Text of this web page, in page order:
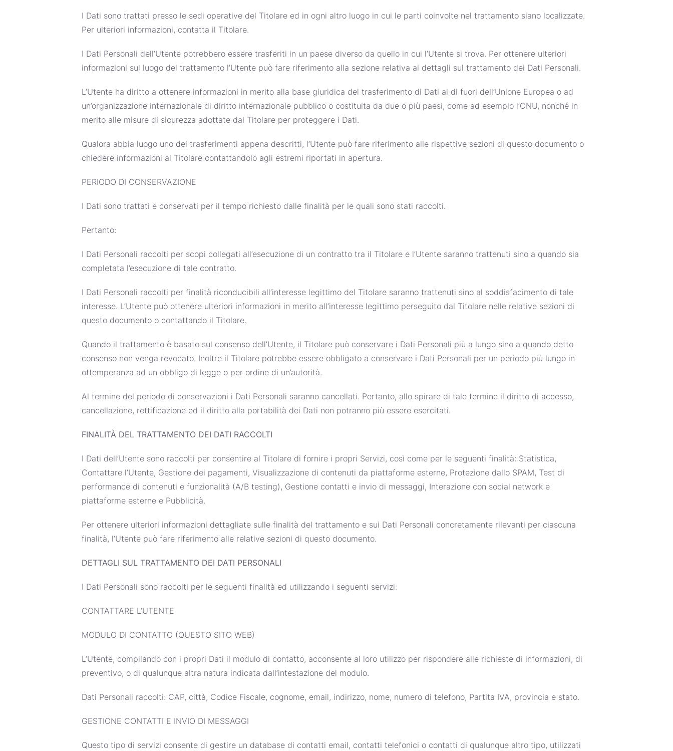
I Dati sono trattati presso le sedi operative del Titolare ed in ogni altro luogo in cui le parti coinvolte nel trattamento siano localizzate.
Per ulteriori informazioni, contatta il Titolare.
I Dati Personali dell’Utente potrebbero essere trasferiti in un paese diverso da quello in cui l’Utente si trova. Per ottenere ulteriori
informazioni sul luogo del trattamento l’Utente può fare riferimento alla sezione relativa ai dettagli sul trattamento dei Dati Personali.
L’Utente ha diritto a ottenere informazioni in merito alla base giuridica del trasferimento di Dati al di fuori dell’Unione Europea o ad
un’organizzazione internazionale di diritto internazionale pubblico o costituita da due o più paesi, come ad esempio l’ONU, nonché in
merito alle misure di sicurezza adottate dal Titolare per proteggere i Dati.
Qualora abbia luogo uno dei trasferimenti appena descritti, l’Utente può fare riferimento alle rispettive sezioni di questo documento o
chiedere informazioni al Titolare contattandolo agli estremi riportati in apertura.
PERIODO DI CONSERVAZIONE
I Dati sono trattati e conservati per il tempo richiesto dalle finalità per le quali sono stati raccolti.
Pertanto:
I Dati Personali raccolti per scopi collegati all’esecuzione di un contratto tra il Titolare e l’Utente saranno trattenuti sino a quando sia
completata l’esecuzione di tale contratto.
I Dati Personali raccolti per finalità riconducibili all’interesse legittimo del Titolare saranno trattenuti sino al soddisfacimento di tale
interesse. L’Utente può ottenere ulteriori informazioni in merito all’interesse legittimo perseguito dal Titolare nelle relative sezioni di
questo documento o contattando il Titolare.
Quando il trattamento è basato sul consenso dell’Utente, il Titolare può conservare i Dati Personali più a lungo sino a quando detto
consenso non venga revocato. Inoltre il Titolare potrebbe essere obbligato a conservare i Dati Personali per un periodo più lungo in
ottemperanza ad un obbligo di legge o per ordine di un’autorità.
Al termine del periodo di conservazioni i Dati Personali saranno cancellati. Pertanto, allo spirare di tale termine il diritto di accesso,
cancellazione, rettificazione ed il diritto alla portabilità dei Dati non potranno più essere esercitati.
FINALITÀ DEL TRATTAMENTO DEI DATI RACCOLTI
I Dati dell’Utente sono raccolti per consentire al Titolare di fornire i propri Servizi, così come per le seguenti finalità: Statistica,
Contattare l’Utente, Gestione dei pagamenti, Visualizzazione di contenuti da piattaforme esterne, Protezione dallo SPAM, Test di
performance di contenuti e funzionalità (A/B testing), Gestione contatti e invio di messaggi, Interazione con social network e
piattaforme esterne e Pubblicità.
Per ottenere ulteriori informazioni dettagliate sulle finalità del trattamento e sui Dati Personali concretamente rilevanti per ciascuna
finalità, l’Utente può fare riferimento alle relative sezioni di questo documento.
DETTAGLI SUL TRATTAMENTO DEI DATI PERSONALI
I Dati Personali sono raccolti per le seguenti finalità ed utilizzando i seguenti servizi:
CONTATTARE L’UTENTE
MODULO DI CONTATTO (QUESTO SITO WEB)
L’Utente, compilando con i propri Dati il modulo di contatto, acconsente al loro utilizzo per rispondere alle richieste di informazioni, di
preventivo, o di qualunque altra natura indicata dall’intestazione del modulo.
Dati Personali raccolti: CAP, città, Codice Fiscale, cognome, email, indirizzo, nome, numero di telefono, Partita IVA, provincia e stato.
GESTIONE CONTATTI E INVIO DI MESSAGGI
Questo tipo di servizi consente di gestire un database di contatti email, contatti telefonici o contatti di qualunque altro tipo, utilizzati